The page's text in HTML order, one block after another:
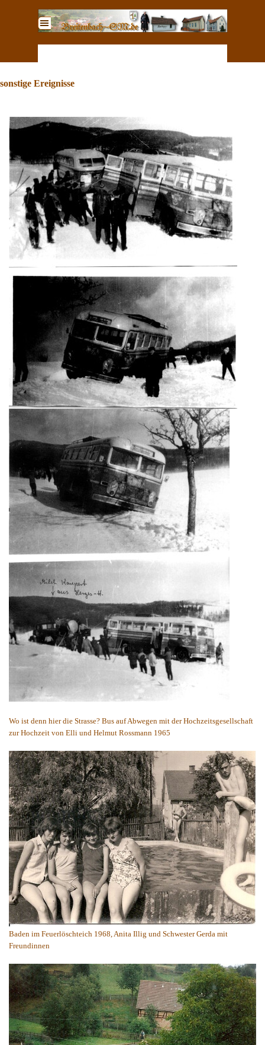
Menü überspringen
sonstige Ereignisse
Wo ist denn hier die Strasse? Bus auf Abwegen mit der Hochzeitsgesellschaft
zur Hochzeit von Elli und Helmut Rossmann 1965
Baden im Feuerlöschteich 1968, Anita Illig und Schwester Gerda mit
Freundinnen